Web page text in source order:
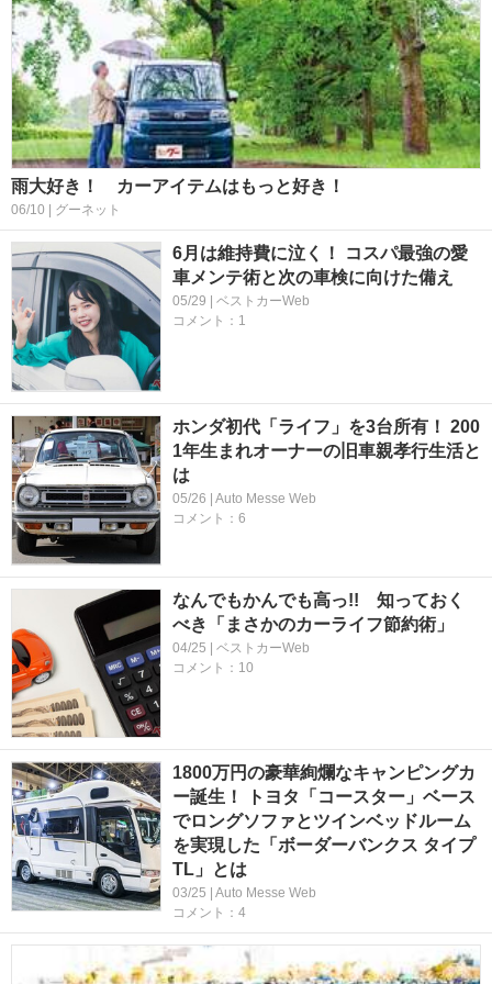
雨大好き！ カーアイテムはもっと好き！
06/10 | グーネット
6月は維持費に泣く！ コスパ最強の愛
車メンテ術と次の車検に向けた備え
05/29 | ベストカーWeb
コメント：1
ホンダ初代「ライフ」を3台所有！ 200
1年生まれオーナーの旧車親孝行生活と
は
05/26 | Auto Messe Web
コメント：6
なんでもかんでも高っ!! 知っておく
べき「まさかのカーライフ節約術」
04/25 | ベストカーWeb
コメント：10
1800万円の豪華絢爛なキャンピングカ
ー誕生！ トヨタ「コースター」ベース
でロングソファとツインベッドルーム
を実現した「ボーダーバンクス タイプ
TL」とは
03/25 | Auto Messe Web
コメント：4